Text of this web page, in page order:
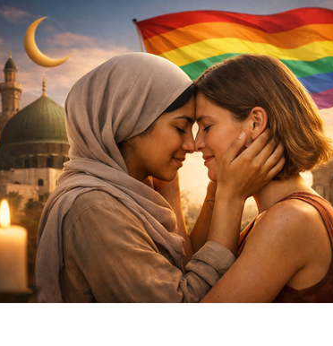
Divorce et séparation Romans et lecture
Homosexualité et religion